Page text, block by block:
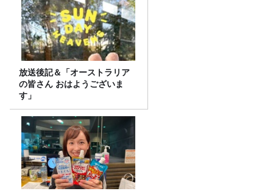
放送後記＆「オーストラリア
の皆さん おはようございま
す」